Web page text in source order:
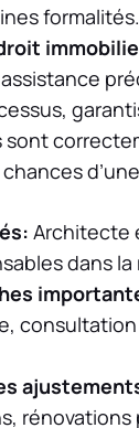
sont
Architecte
dans